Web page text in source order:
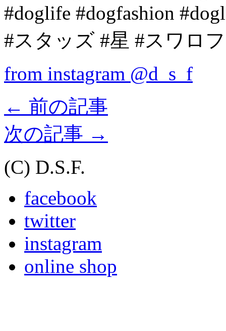
#doglife #dogfashion
#スタッズ #星 #スワロ
from instagram @d_s_f
← 前の記事
次の記事 →
(C) D.S.F.
facebook
twitter
instagram
online shop